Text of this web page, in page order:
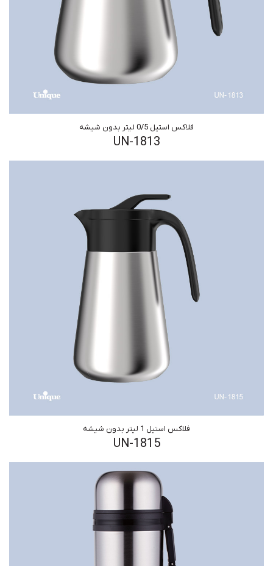
فلاکس استیل 0/5 لیتر بدون شیشه
UN-1813
فلاکس استیل 1 لیتر بدون شیشه
UN-1815